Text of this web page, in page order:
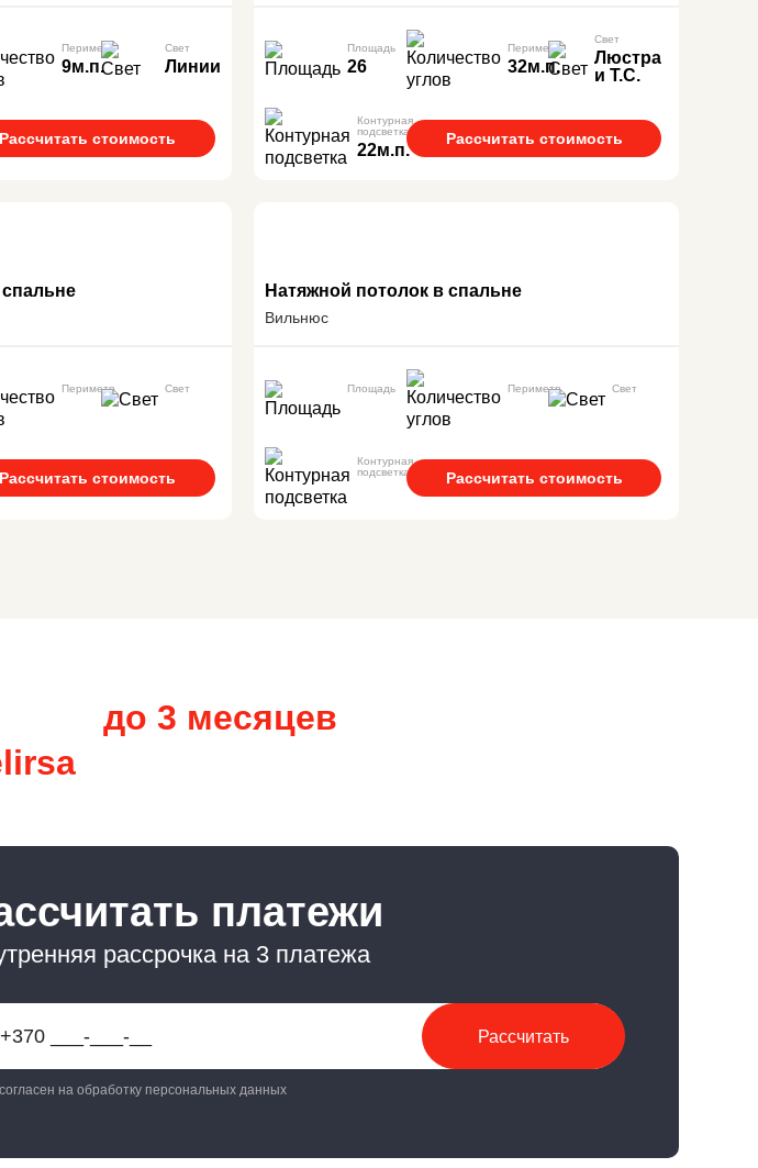
Периметр
9м.п.
Свет
Линии
Рассчитать стоимость
Площадь
26
Периметр
32м.п.
Свет
Люстра
и Т.С.
Контурная
подсветка
22м.п.
Рассчитать стоимость
Периметр Свет
Рассчитать стоимость
Натяжной потолок в спальне
Вильнюс
Площадь Периметр Свет
Контурная
подсветка
Рассчитать стоимость
до 3 месяцев
платежи
рассрочка на 3 платежа
Рассчитать
на обработку персональных данных